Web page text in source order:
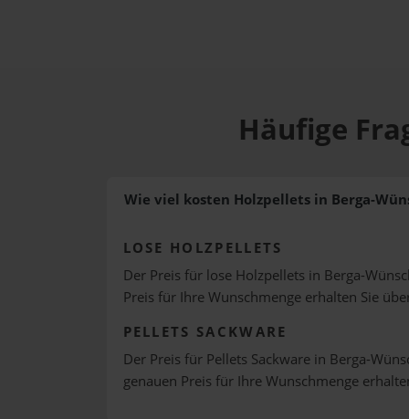
Häufige
Wie viel kosten Holzpellets in Berga-
LOSE HOLZPELLETS
Der Preis für lose Holzpellets in Berga-
Preis für Ihre Wunschmenge erhalten Sie
PELLETS SACKWARE
Der Preis für Pellets Sackware in Berga-
genauen Preis für Ihre Wunschmenge